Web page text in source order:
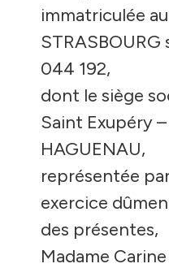
immatriculée
044 192,
dont le siège
Saint Exupéry
HAGUENAU,
représentée
exercice
des
Madame